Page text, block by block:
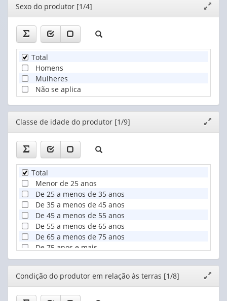
Editor
janela
Sexo do produtor [1/4]
Total
Homens
Mulheres
Não se aplica
Editor
janela
Classe de idade do produtor [1/9]
Total
Menor de 25 anos
De 25 a menos de 35 anos
De 35 a menos de 45 anos
De 45 a menos de 55 anos
De 55 a menos de 65 anos
De 65 a menos de 75 anos
De 75 anos e mais
Não se aplica
Editor
janela
Condição do produtor em relação às terras [1/8]